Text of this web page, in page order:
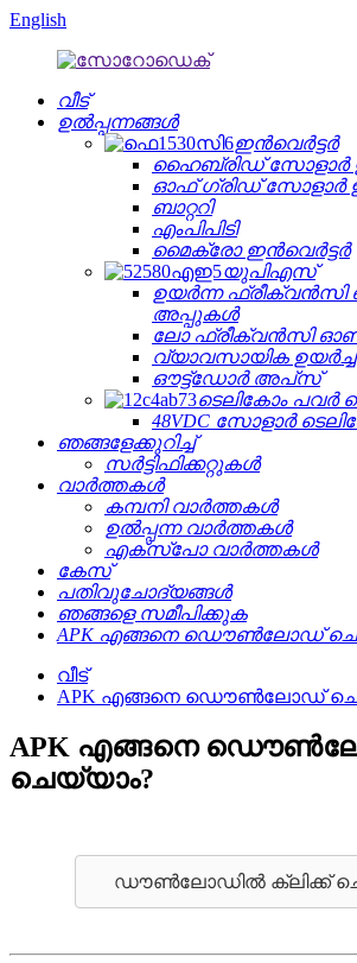
English
വീട്
ഉൽപ്പന്നങ്ങൾ
ഇൻവെർട്ടർ
ഹൈബ്രിഡ് സോളാർ
ഓഫ് ഗ്രിഡ് സോളാർ
ബാറ്ററി
എംപിപിടി
മൈക്രോ ഇൻവെർട്ടർ
യുപിഎസ്
ഉയർന്ന
അപ്പുകൾ
ലോ ഫ്രീക്വൻസി
വ്യാവസായിക
ഔട്ട്‌ഡോർ അപ്‌സ്
ടെലികോം
48VDC സോളാർ
ഞങ്ങളേക്കുറിച്ച്
സർട്ടിഫിക്കറ്റുകൾ
വാർത്തകൾ
കമ്പനി വാർത്തകൾ
ഉൽപ്പന്ന വാർത്തകൾ
എക്സ്പോ വാർത്തകൾ
കേസ്
പതിവുചോദ്യങ്ങൾ
ഞങ്ങളെ സമീപിക്കുക
APK എങ്ങനെ ഡൌൺലോഡ്
വീട്
APK എങ്ങനെ ഡൌൺലോഡ്
APK എങ്ങനെ
ചെയ്യാം?
ഡൗൺലോഡിൽ ക്ലിക്ക്